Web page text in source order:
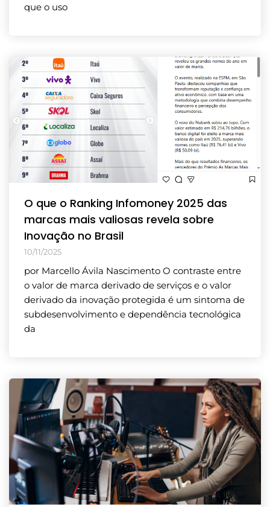
que o uso
O que o Ranking Infomoney 2025 das
marcas mais valiosas revela sobre
Inovação no Brasil
10/11/2025
por Marcello Ávila Nascimento O contraste entre
o valor de marca derivado de serviços e o valor
derivado da inovação protegida é um sintoma de
subdesenvolvimento e dependência tecnológica
da